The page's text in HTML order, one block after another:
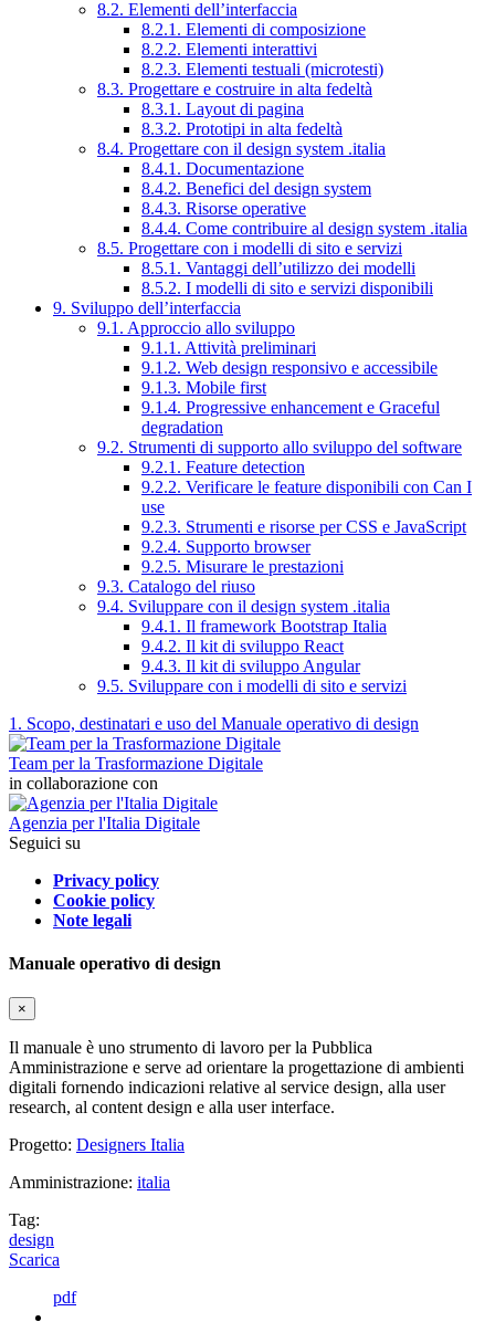
8.2. Elementi dell’interfaccia
8.2.1. Elementi di composizione
8.2.2. Elementi interattivi
8.2.3. Elementi testuali (microtesti)
8.3. Progettare e costruire in alta fedeltà
8.3.1. Layout di pagina
8.3.2. Prototipi in alta fedeltà
8.4. Progettare con il design system .italia
8.4.1. Documentazione
8.4.2. Benefici del design system
8.4.3. Risorse operative
8.4.4. Come contribuire al design system .italia
8.5. Progettare con i modelli di sito e servizi
8.5.1. Vantaggi dell’utilizzo dei modelli
8.5.2. I modelli di sito e servizi disponibili
9. Sviluppo dell’interfaccia
9.1. Approccio allo sviluppo
9.1.1. Attività preliminari
9.1.2. Web design responsivo e accessibile
9.1.3. Mobile first
9.1.4. Progressive enhancement e Graceful
degradation
9.2. Strumenti di supporto allo sviluppo del software
9.2.1. Feature detection
9.2.2. Verificare le feature disponibili con Can I
use
9.2.3. Strumenti e risorse per CSS e JavaScript
9.2.4. Supporto browser
9.2.5. Misurare le prestazioni
9.3. Catalogo del riuso
9.4. Sviluppare con il design system .italia
9.4.1. Il framework Bootstrap Italia
9.4.2. Il kit di sviluppo React
9.4.3. Il kit di sviluppo Angular
9.5. Sviluppare con i modelli di sito e servizi
1. Scopo, destinatari e uso del Manuale operativo di design
Team per la Trasformazione Digitale
in collaborazione con
Agenzia per l'Italia Digitale
Seguici su
Privacy policy
Cookie policy
Note legali
Manuale operativo di design
×
Il manuale è uno strumento di lavoro per la Pubblica
Amministrazione e serve ad orientare la progettazione di ambienti
digitali fornendo indicazioni relative al service design, alla user
research, al content design e alla user interface.
Progetto: Designers Italia
Amministrazione: italia
Tag:
design
Scarica
pdf